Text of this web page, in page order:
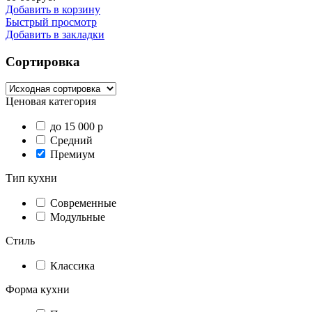
Добавить в корзину
Быстрый просмотр
Добавить в закладки
Сортировка
Ценовая категория
до 15 000 р
Средний
Премиум
Тип кухни
Современные
Модульные
Стиль
Классика
Форма кухни